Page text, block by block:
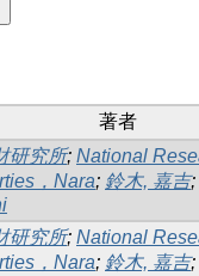
著者
研究所; National
，Nara; 鈴木, 嘉吉;
研究所; National
，Nara; 鈴木, 嘉吉;